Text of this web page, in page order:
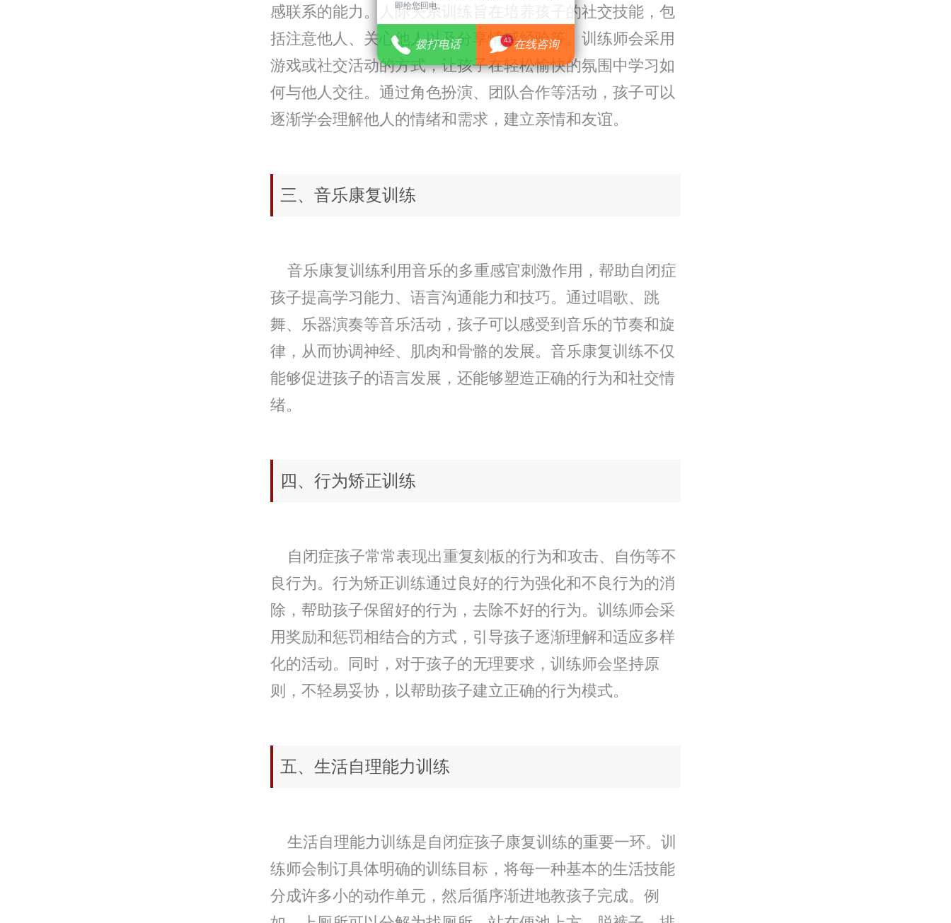
感联系的能力。人际关系训练旨在培养孩子的社交技能，包
括注意他人、关心他人以及分享情感经验等。训练师会采用
游戏或社交活动的方式，让孩子在轻松愉快的氛围中学习如
何与他人交往。通过角色扮演、团队合作等活动，孩子可以
逐渐学会理解他人的情绪和需求，建立亲情和友谊。
三、音乐康复训练
音乐康复训练利用音乐的多重感官刺激作用，帮助自闭症
孩子提高学习能力、语言沟通能力和技巧。通过唱歌、跳
舞、乐器演奏等音乐活动，孩子可以感受到音乐的节奏和旋
律，从而协调神经、肌肉和骨骼的发展。音乐康复训练不仅
能够促进孩子的语言发展，还能够塑造正确的行为和社交情
绪。
四、行为矫正训练
自闭症孩子常常表现出重复刻板的行为和攻击、自伤等不
良行为。行为矫正训练通过良好的行为强化和不良行为的消
除，帮助孩子保留好的行为，去除不好的行为。训练师会采
用奖励和惩罚相结合的方式，引导孩子逐渐理解和适应多样
化的活动。同时，对于孩子的无理要求，训练师会坚持原
则，不轻易妥协，以帮助孩子建立正确的行为模式。
五、生活自理能力训练
生活自理能力训练是自闭症孩子康复训练的重要一环。训
练师会制订具体明确的训练目标，将每一种基本的生活技能
分成许多小的动作单元，然后循序渐进地教孩子完成。例
即给您回电。
拨打电话 43 在线咨询